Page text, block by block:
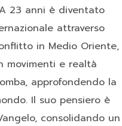
23 anni è diventato
attraverso
in Medio Oriente,
movimenti e realtà
approfondendo la
Il suo pensiero è
consolidando un